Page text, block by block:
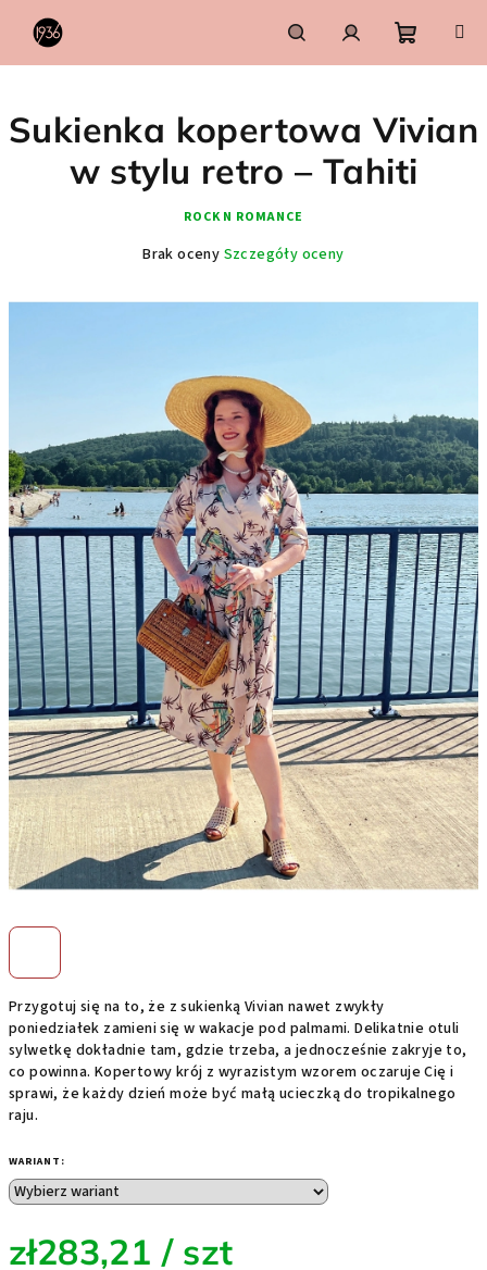
SzukajZaloguj
się
Koszyk
Przygotuj się na to, że z sukienką Vivian nawet zwykły
poniedziałek zamieni się w wakacje pod palmami. Delikatnie otuli
sylwetkę dokładnie tam, gdzie trzeba, a jednocześnie zakryje to,
co powinna. Kopertowy krój z wyrazistym wzorem oczaruje Cię i
sprawi, że każdy dzień może być małą ucieczką do tropikalnego
raju.
WARIANT:
zł283,21 / szt
Sukienka kopertowa Vivian
w stylu retro – Tahiti
ROCK N ROMANCE
Średnia
produktu
gwiazdek.
Brak oceny Szczegóły oceny